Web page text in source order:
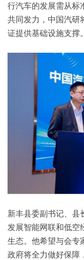
行汽车的发展需从标
共同发力，中国汽研
证提供基础设施支撑。
新丰县委副书记、县
发展智能网联和低空
生态。他希望与会专
政府将全力做好保障